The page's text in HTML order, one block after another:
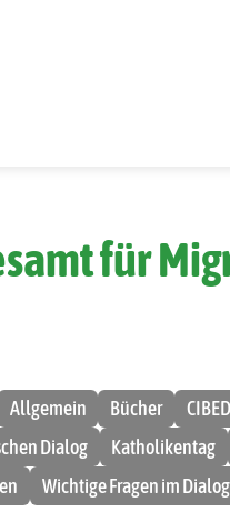
für
Allgemein Bücher
Dialog
Katholikentag
Wichtige Fragen im Dialog